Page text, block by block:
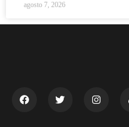
agosto 7, 2026